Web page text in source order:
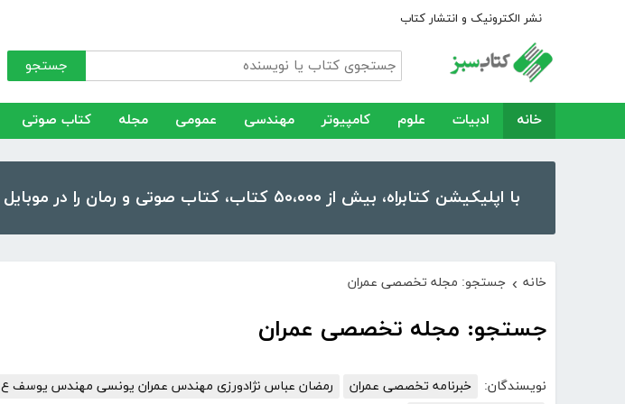
نشر الکترونیک و انتشار کتاب
جستجو
خانه ادبیات علوم کامپیوتر مهندسی عمومی مجله کتاب صوتی
با اپلیکیشن کتابراه، بیش از ۵۰،۰۰۰ کتاب، کتاب صوتی و رمان را در موبایل و تبلت خود داشته باشید!
خانه › جستجو: مجله تخصصی عمران
جستجو: مجله تخصصی عمران
نویسندگان: خبرنامه تخصصی عمران رمضان عباس نژادورزی مهندس عمران یونسی مهندس یوسف ع